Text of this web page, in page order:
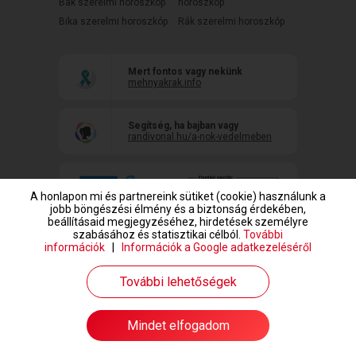
Bak szerelmi horoszkóp
Bika szerelmi horoszkóp
horoszkóp
Rák szerelmi horoszkóp
Mert fontos vagy nekünk
mehnyakrak.info
Segítség, ha bajban vagy
randivonal.hu/a-nok-vedelmeben
www.randivonal.hu © Copyright 1999-2026 Dating Central Europe Zrt.
A honlapon mi és partnereink sütiket (cookie) használunk a
jobb böngészési élmény és a biztonság érdekében,
beállításaid megjegyzéséhez, hirdetések személyre
szabásához és statisztikai célból. További
információk
Információk a Google adatkezeléséről
További lehetőségek
Mindet elfogadom